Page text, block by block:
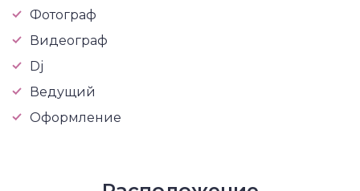
Фотограф
Видеограф
Dj
Ведущий
Оформление